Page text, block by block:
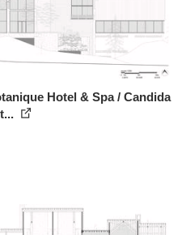
Hotel & Spa / Candida